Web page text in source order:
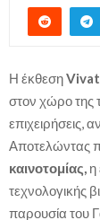
Η έκθεση
στον χώρο της
επιχειρήσεις,
Αποτελώντας
καινοτομίας, η
τεχνολογικής
παρουσία του